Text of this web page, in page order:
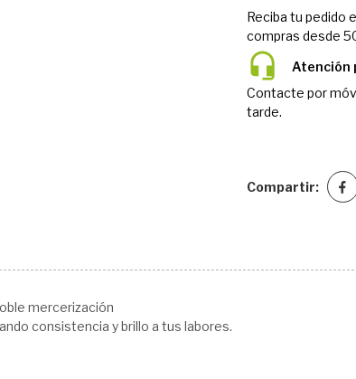
Reciba tu pedido
compras desde
Atención
Contacte por
tarde.
Compartir:
mercerización
consistencia y brillo a tus labores.